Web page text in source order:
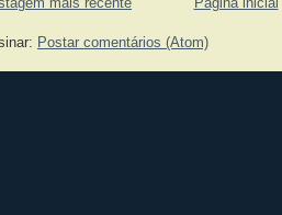
mais recente Página inicial
Postar comentários (Atom)